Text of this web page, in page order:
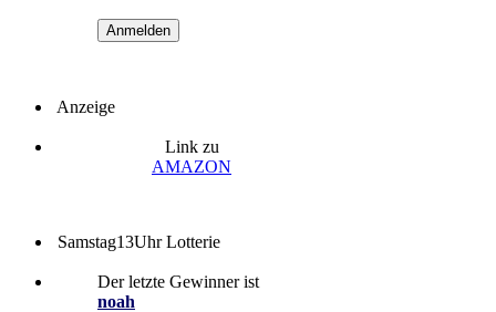
Anzeige
Link zu
AMAZON
Samstag13Uhr Lotterie
Der letzte Gewinner ist
noah